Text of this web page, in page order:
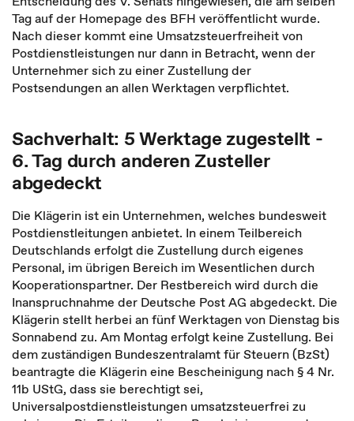
Tag auf der Homepage des BFH veröffentlicht wurde.
Nach dieser kommt eine Umsatzsteuerfreiheit von
Postdienstleistungen nur dann in Betracht, wenn der
Unternehmer sich zu einer Zustellung der
Postsendungen an allen Werktagen verpflichtet.
Sachverhalt: 5 Werktage zugestellt -
6. Tag durch anderen Zusteller
abgedeckt
Die Klägerin ist ein Unternehmen, welches bundesweit
Postdienstleitungen anbietet. In einem Teilbereich
Deutschlands erfolgt die Zustellung durch eigenes
Personal, im übrigen Bereich im Wesentlichen durch
Kooperationspartner. Der Restbereich wird durch die
Inanspruchnahme der Deutsche Post AG abgedeckt. Die
Klägerin stellt herbei an fünf Werktagen von Dienstag bis
Sonnabend zu. Am Montag erfolgt keine Zustellung. Bei
dem zuständigen Bundeszentralamt für Steuern (BzSt)
beantragte die Klägerin eine Bescheinigung nach § 4 Nr.
11b UStG, dass sie berechtigt sei,
Universalpostdienstleistungen umsatzsteuerfrei zu